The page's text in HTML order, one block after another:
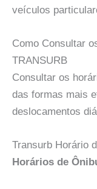
veículos
Como Consultar
TRANSURB
Consultar os
das formas mais
deslocamentos
Transurb Horário
Horários de